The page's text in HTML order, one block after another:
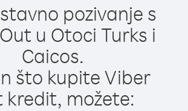
pozivanje s
u Otoci Turks i
Caicos.
što kupite Viber
kredit, možete: